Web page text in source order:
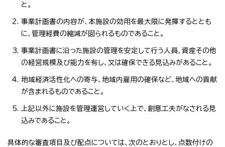
と。
事業計画書の内容が、本施設の効用を最大限に発揮するととも
に、管理経費の縮減が図られるものであること。
事業計画書に沿った施設の管理を安定して行う人員、資産その他
の経営規模及び能力を有し、又は確保できる見込みがあること。
地域経済活性化への寄与、地域内雇用の確保など、地域への貢献
が含まれるものであること。
上記以外に施設を管理運営していく上で、創意工夫がなされる見
込みであること。
具体的な審査項目及び配点については、次のとおりとし、点数付けの